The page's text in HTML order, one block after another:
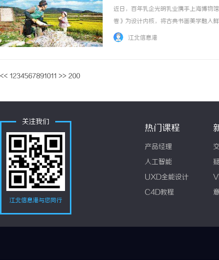
近日，百年乳企光明乳业携手上海博物
卷》为设计内核，将古典书画美学融入
餐，为学子与文艺爱好者打造兼具颜值
江北信息港
<< 1234567891011 >> 200
关注我们
江北信息港与您同行
热门课程
产品经理
人工智能
UXD全能设计
C4D教程